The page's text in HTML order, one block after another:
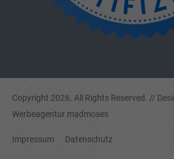
Copyright 2026. All Rights Reserved. //
Werbeagentur madmoses
Impressum Datenschutz